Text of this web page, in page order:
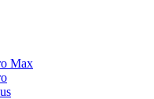
Max